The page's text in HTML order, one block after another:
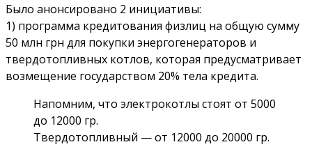
Было анонсировано 2 инициативы:
1) программа кредитования физлиц на общую сумму
50 млн грн для покупки энергогенераторов и
твердотопливных котлов, которая предусматривает
возмещение государством 20% тела кредита.
Напомним, что электрокотлы стоят от 5000
до 12000 гр.
Твердотопливный — от 12000 до 20000 гр.